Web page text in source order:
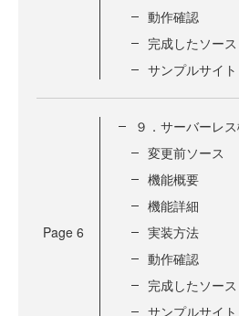
動作確認
完成したソース
サンプルサイト
Page 6
９．サーバーレ
変更前ソース
機能概要
機能詳細
実装方法
動作確認
完成したソース
サンプルサイト